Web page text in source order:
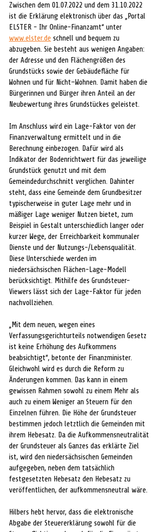
Zwischen dem 01.07.2022 und dem 31.10.2022
ist die Erklärung elektronisch über das „Portal
ELSTER - Ihr Online-Finanzamt“ unter
www.elster.de schnell und bequem zu
abzugeben. Sie besteht aus wenigen Angaben:
der Adresse und den Flächengrößen des
Grundstücks sowie der Gebäudefläche für
Wohnen und für Nicht–Wohnen. Damit haben die
Bürgerinnen und Bürger ihren Anteil an der
Neubewertung ihres Grundstückes geleistet.
Im Anschluss wird ein Lage-Faktor von der
Finanzverwaltung ermittelt und in die
Berechnung einbezogen. Dafür wird als
Indikator der Bodenrichtwert für das jeweilige
Grundstück genutzt und mit dem
Gemeindedurchschnitt verglichen. Dahinter
steht, dass eine Gemeinde dem Grundbesitzer
typischerweise in guter Lage mehr und in
mäßiger Lage weniger Nutzen bietet, zum
Beispiel in Gestalt unterschiedlich langer oder
kurzer Wege, der Erreichbarkeit kommunaler
Dienste und der Nutzungs-/Lebensqualität.
Diese Unterschiede werden im
niedersächsischen Flächen-Lage-Modell
berücksichtigt. Mithilfe des Grundsteuer-
Viewers lässt sich der Lage-Faktor für jeden
nachvollziehen.
„Mit dem neuen, wegen eines
Verfassungsgerichturteils notwendigen Gesetz
ist keine Erhöhung des Aufkommens
beabsichtigt“, betonte der Finanzminister.
Gleichwohl wird es durch die Reform zu
Änderungen kommen. Das kann in einem
gewissen Rahmen sowohl zu einem Mehr als
auch zu einem Weniger an Steuern für den
Einzelnen führen. Die Höhe der Grundsteuer
bestimmen jedoch letztlich die Gemeinden mit
ihrem Hebesatz. Da die Aufkommensneutralität
der Grundsteuer als Ganzes das erklärte Ziel
ist, wird den niedersächsischen Gemeinden
aufgegeben, neben dem tatsächlich
festgesetzten Hebesatz den Hebesatz zu
veröffentlichen, der aufkommensneutral wäre.
Hilbers hebt hervor, dass die elektronische
Abgabe der Steuererklärung sowohl für die